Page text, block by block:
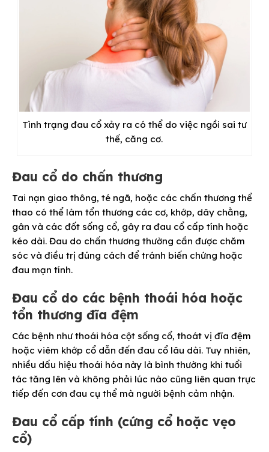
Tình trạng đau cổ xảy ra có thể do việc ngồi sai tư
thế, căng cơ.
Đau cổ do chấn thương
Tai nạn giao thông, té ngã, hoặc các chấn thương thể
thao có thể làm tổn thương các cơ, khớp, dây chằng,
gân và các đốt sống cổ, gây ra đau cổ cấp tính hoặc
kéo dài. Đau do chấn thương thường cần được chăm
sóc và điều trị đúng cách để tránh biến chứng hoặc
đau mạn tính.
Đau cổ do các bệnh thoái hóa hoặc
tổn thương đĩa đệm
Các bệnh như thoái hóa cột sống cổ, thoát vị đĩa đệm
hoặc viêm khớp cổ dẫn đến đau cổ lâu dài. Tuy nhiên,
nhiều dấu hiệu thoái hóa này là bình thường khi tuổi
tác tăng lên và không phải lúc nào cũng liên quan trực
tiếp đến cơn đau cụ thể mà người bệnh cảm nhận.
Đau cổ cấp tính (cứng cổ hoặc vẹo
cổ)